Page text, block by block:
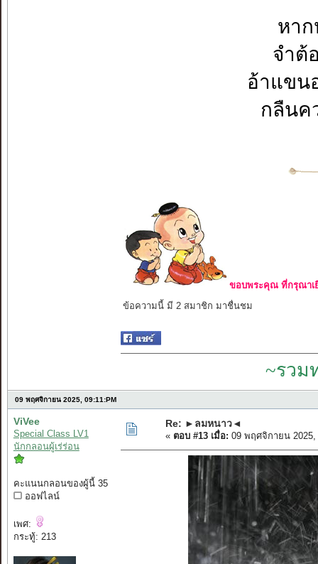
หา
จำต้
อ้าแขน
กลืนค
ขอบพระคุณ ที่กรุณาเ
ข้อความนี้ มี 2 สมาชิก มาชื่นชม
~รวม
09 พฤศจิกายน 2025, 09:11:PM
ViVee
Special Class LV1
นักกลอนผู้เร่ร่อน
คะแนนกลอนของผู้นี้ 35
ออฟไลน์
เพศ:
กระทู้: 213
Re: ►ลมหนาว◄
« ตอบ #13 เมื่อ: 09 พฤศจิกายน 2025,